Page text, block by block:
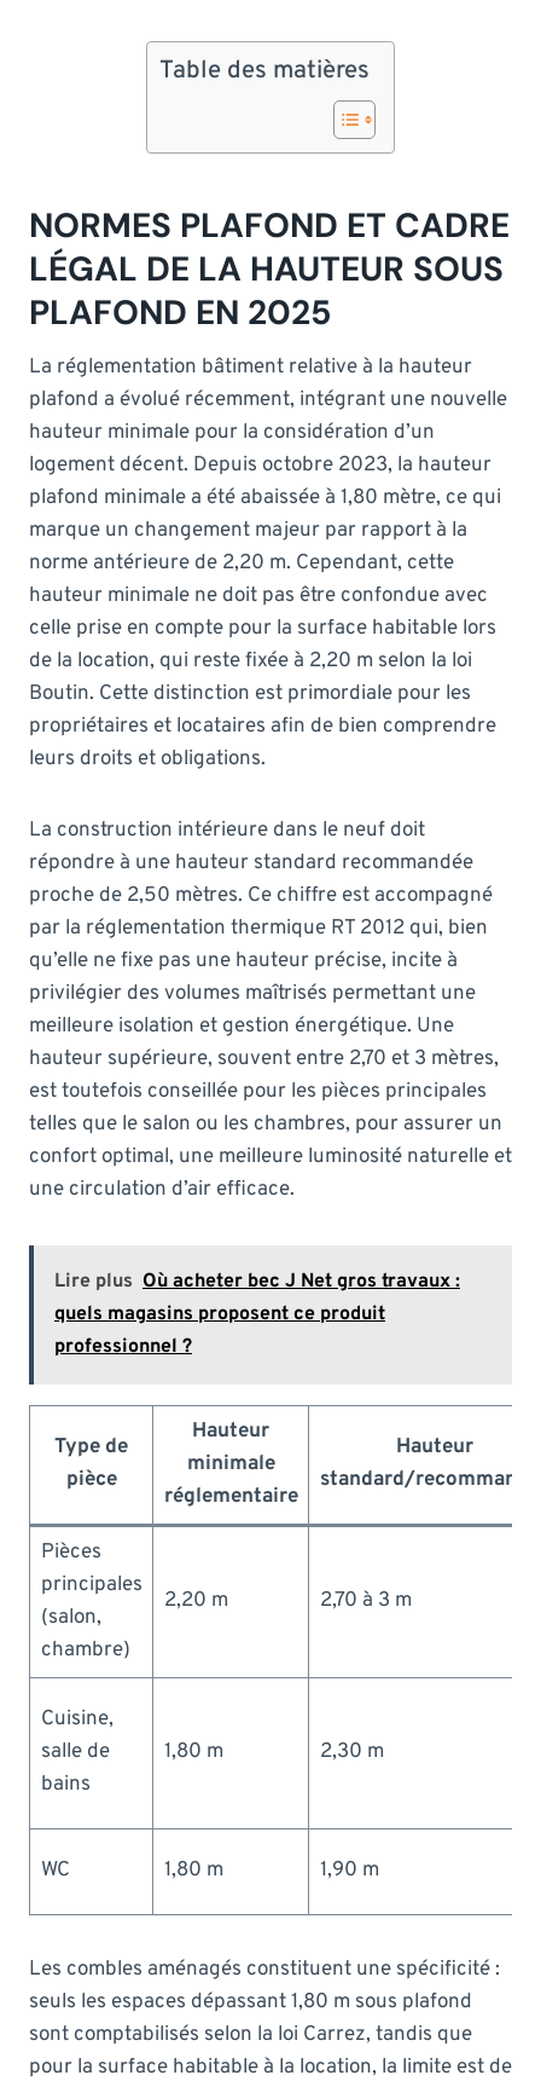
Table des matières
NORMES PLAFOND ET CADRE
LÉGAL DE LA HAUTEUR SOUS
PLAFOND EN 2025
La réglementation bâtiment relative à la hauteur
plafond a évolué récemment, intégrant une nouvelle
hauteur minimale pour la considération d’un
logement décent. Depuis octobre 2023, la hauteur
plafond minimale a été abaissée à 1,80 mètre, ce qui
marque un changement majeur par rapport à la
norme antérieure de 2,20 m. Cependant, cette
hauteur minimale ne doit pas être confondue avec
celle prise en compte pour la surface habitable lors
de la location, qui reste fixée à 2,20 m selon la loi
Boutin. Cette distinction est primordiale pour les
propriétaires et locataires afin de bien comprendre
leurs droits et obligations.
La construction intérieure dans le neuf doit
répondre à une hauteur standard recommandée
proche de 2,50 mètres. Ce chiffre est accompagné
par la réglementation thermique RT 2012 qui, bien
qu’elle ne fixe pas une hauteur précise, incite à
privilégier des volumes maîtrisés permettant une
meilleure isolation et gestion énergétique. Une
hauteur supérieure, souvent entre 2,70 et 3 mètres,
est toutefois conseillée pour les pièces principales
telles que le salon ou les chambres, pour assurer un
confort optimal, une meilleure luminosité naturelle et
une circulation d’air efficace.
Lire plus Où acheter bec J Net gros travaux :
quels magasins proposent ce produit
professionnel ?
Type de
pièce
Hauteur
minimale
réglementaire
Hauteur
standard/
Pièces
principales
(salon,
chambre)
2,20 m 2,70 à 3 m
Cuisine,
salle de
bains
1,80 m 2,30 m
WC 1,80 m 1,90 m
Les combles aménagés constituent une spécificité :
seuls les espaces dépassant 1,80 m sous plafond
sont comptabilisés selon la loi Carrez, tandis que
pour la surface habitable à la location, la limite est de